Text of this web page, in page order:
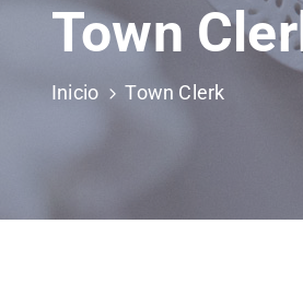
Town
Inicio Town Clerk